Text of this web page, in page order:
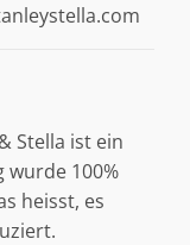
Stella ist ein
wurde 100%
heisst, es